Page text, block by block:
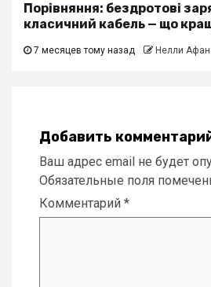
Порівняння: бездротові
класичний кабель — що
7 месяцев тому назад Нелли
Добавить
Ваш адрес email не будет
Обязательные поля
Комментарий *